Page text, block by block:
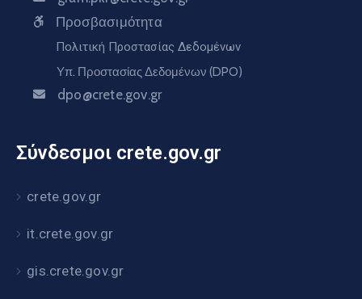
Προσβασιμότητα
Πολιτική Προστασίας Δεδομένων
Υπ. Προστασίας Δεδομένων (DPO)
dpo@crete.gov.gr
Σύνδεσμοι crete.gov.gr
crete.gov.gr
it.crete.gov.gr
gis.crete.gov.gr